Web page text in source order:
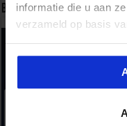
informatie die u aan
verzameld op basis
Bekijk onze opleidingen